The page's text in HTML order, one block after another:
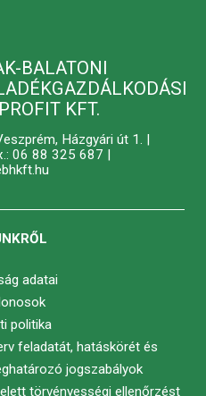
BALATONI
KFT.
Házgyári út 1. |
06 88 325 687 |
adatai
politika
feladatát, hatáskörét és
jogszabályok
törvényességi ellenőrzést